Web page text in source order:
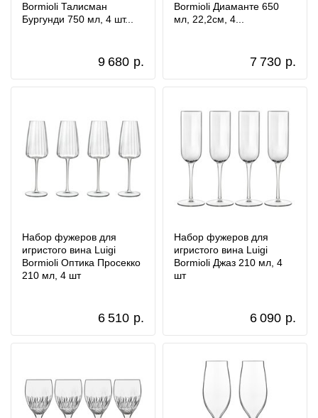
Bormioli Талисман
Бургунди 750 мл, 4 шт...
9 680 р.
Bormioli Диаманте 650
мл, 22,2см, 4...
7 730 р.
Набор фужеров для
игристого вина Luigi
Bormioli Оптика Просекко
210 мл, 4 шт
6 510 р.
Набор фужеров для
игристого вина Luigi
Bormioli Джаз 210 мл, 4
шт
6 090 р.